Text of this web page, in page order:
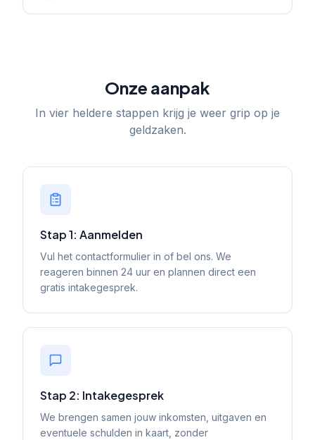
Onze aanpak
In vier heldere stappen krijg je weer grip op je
geldzaken.
Stap 1: Aanmelden
Vul het contactformulier in of bel ons. We
reageren binnen 24 uur en plannen direct een
gratis intakegesprek.
Stap 2: Intakegesprek
We brengen samen jouw inkomsten, uitgaven en
eventuele schulden in kaart, zonder